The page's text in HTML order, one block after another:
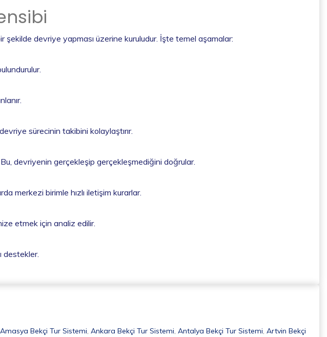
şekilde devriye yapması üzerine kuruludur. İşte temel aşamalar:
sürecinin takibini kolaylaştırır.
devriyenin gerçekleşip gerçekleşmediğini doğrular.
merkezi birimle hızlı iletişim kurarlar.
etmek için analiz edilir.
destekler.
Amasya Bekçi Tur Sistemi, Ankara Bekçi Tur Sistemi, Antalya Bekçi Tur Sistemi, Artvin Bekçi